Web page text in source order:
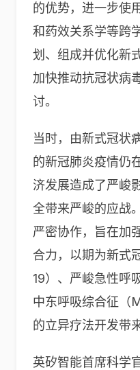
的优势，进一步使
和药效关系学等跨
划、组成并优化新
加快推动抗冠状病
讨。
当时，由新式冠状
的新冠肺炎疫情仍
济发展造成了严峻
全带来严峻的应战
严密协作，旨在加
合力，以期为新式
19）、严峻急性呼
中东呼吸综合征（
的立异疗法开发带
英矽智能首席科学